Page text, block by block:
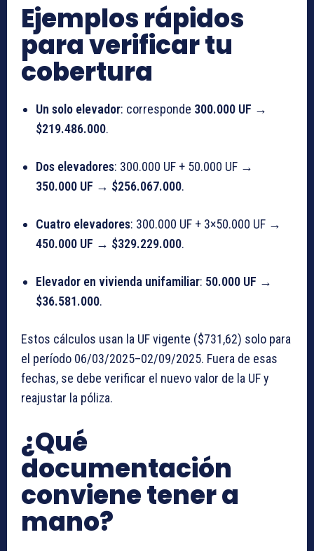
Ejemplos rápidos
para verificar tu
cobertura
Un solo elevador: corresponde 300.000 UF →
$219.486.000.
Dos elevadores: 300.000 UF + 50.000 UF →
350.000 UF → $256.067.000.
Cuatro elevadores: 300.000 UF + 3×50.000 UF →
450.000 UF → $329.229.000.
Elevador en vivienda unifamiliar: 50.000 UF →
$36.581.000.
Estos cálculos usan la UF vigente ($731,62) solo para
el período 06/03/2025–02/09/2025. Fuera de esas
fechas, se debe verificar el nuevo valor de la UF y
reajustar la póliza.
¿Qué
documentación
conviene tener a
mano?